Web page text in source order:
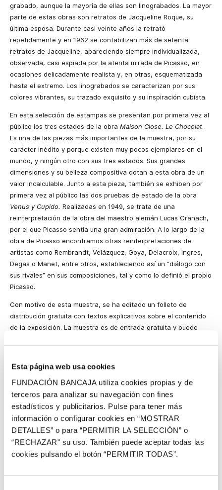
Esta página web usa cookies
FUNDACIÓN BANCAJA utiliza cookies propias y de
terceros para analizar su navegación con fines
estadísticos y publicitarios. Pulse para tener más
información o configurar cookies en “MOSTRAR
DETALLES” o para “PERMITIR LA SELECCIÓN” o
“RECHAZAR" su uso. También puede aceptar todas las
cookies pulsando el botón “PERMITIR TODAS”.
grabado, aunque la mayoría de ellas son linograbados. La mayor
parte de estas obras son retratos de Jacqueline Roque, su
última esposa. Durante casi veinte años la retrató
repetidamente y en 1962 se contabilizan más de setenta
retratos de Jacqueline, apareciendo siempre individualizada,
observada, casi espiada por la atenta mirada de Picasso, en
ocasiones delicadamente realista y, en otras, esquematizada
hasta el extremo. Los linograbados se caracterizan por sus
colores vibrantes, su trazado exquisito y su inspiración cubista.
En esta selección de estampas se presentan por primera vez al
público los tres estados de la obra Maison Close. Le Chocolat.
Es una de las piezas más importantes de la muestra, por su
carácter inédito y porque existen muy pocos ejemplares en el
mundo, y ningún otro con sus tres estados. Sus grandes
dimensiones y su belleza compositiva dotan a esta obra de un
valor incalculable. Junto a esta pieza, también se exhiben por
primera vez al público las dos pruebas de estado de la obra
Venus y Cupido. Realizadas en 1949, se trata de una
reinterpretación de la obra del maestro alemán Lucas Cranach,
por el que Picasso sentía una gran admiración. A lo largo de la
obra de Picasso encontramos otras reinterpretaciones de
artistas como Rembrandt, Velázquez, Goya, Delacroix, Ingres,
Degas o Manet, entre otros, estableciendo así un “diálogo con
sus rivales” en sus composiciones, tal y como lo definió el propio
Picasso.
Con motivo de esta muestra, se ha editado un folleto de
distribución gratuita con textos explicativos sobre el contenido
de la exposición. La muestra es de entrada gratuita y puede
Picasso y Jacqueline Roque
La obra de Pablo Picasso está muy ligada a la figura de la mujer
que le ha acompañado en las distintas etapas de su vida. Desde
su madre o sus hermanas, que fueron sus primeras modelos
pasando por otras muchas mujeres hasta llegar a Jacqueline
Roque,que vivió con el artista hasta la muerte de éste, en 1973.
Picasso conoció a la que fue su segunda esposa en 1953,
cuando ella trabajaba en el taller de cerámica de Madoura
tumultuosas relaciones,Picasso encontró en Jacqueline una